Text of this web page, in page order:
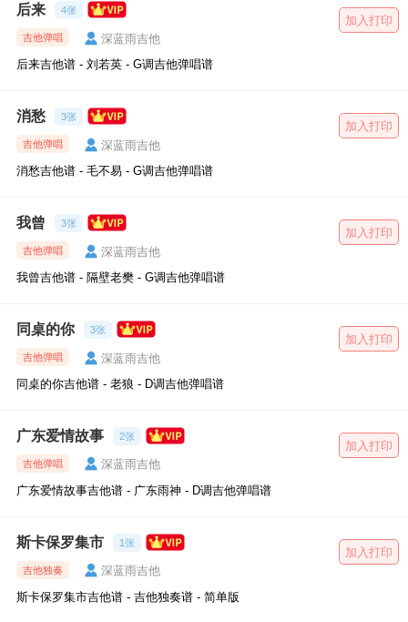
后来 4张
吉他弹唱
深蓝雨吉他
后来吉他谱 - 刘若英 - G调吉他弹唱谱
加入打印
消愁 3张
吉他弹唱
深蓝雨吉他
消愁吉他谱 - 毛不易 - G调吉他弹唱谱
加入打印
我曾 3张
吉他弹唱
深蓝雨吉他
我曾吉他谱 - 隔壁老樊 - G调吉他弹唱谱
加入打印
同桌的你 3张
吉他弹唱
深蓝雨吉他
同桌的你吉他谱 - 老狼 - D调吉他弹唱谱
加入打印
广东爱情故事 2张
吉他弹唱
深蓝雨吉他
广东爱情故事吉他谱 - 广东雨神 - D调吉他弹唱谱
加入打印
斯卡保罗集市 1张
吉他独奏
深蓝雨吉他
斯卡保罗集市吉他谱 - 吉他独奏谱 - 简单版
加入打印